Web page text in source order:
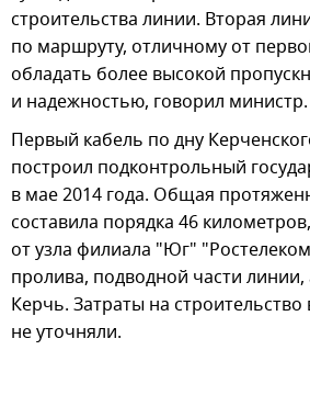
строительства линии. Вторая
по маршруту, отличному от
обладать более высокой
и надежностью, говорил министр.
Первый кабель по дну
построил подконтрольный
в мае 2014 года. Общая
составила порядка 46
от узла филиала "Юг"
пролива, подводной части линии,
Керчь. Затраты на
не уточняли.